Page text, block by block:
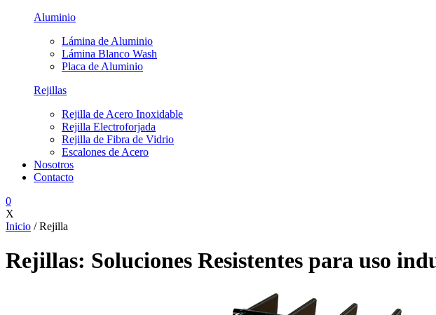
Aluminio
Lámina de Aluminio
Lámina Blanco Wash
Placa de Aluminio
Rejillas
Rejilla de Acero Inoxidable
Rejilla Electroforjada
Rejilla de Fibra de Vidrio
Escalones de Acero
Nosotros
Contacto
0
X
Inicio / Rejilla
Rejillas: Soluciones Resistentes para uso